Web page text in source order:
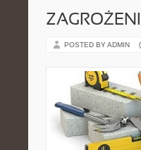
POSTED BY ADMIN